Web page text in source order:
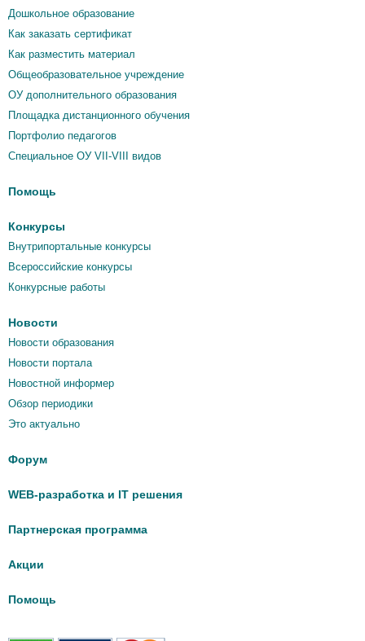
Дошкольное образование
Как заказать сертификат
Как разместить материал
Общеобразовательное учреждение
ОУ дополнительного образования
Площадка дистанционного обучения
Портфолио педагогов
Специальное ОУ VII-VIII видов
Помощь
Конкурсы
Внутрипортальные конкурсы
Всероссийские конкурсы
Конкурсные работы
Новости
Новости образования
Новости портала
Новостной информер
Обзор периодики
Это актуально
Форум
WEB-разработка и IT решения
Партнерская программа
Акции
Помощь